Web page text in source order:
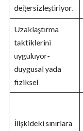
değersizleştiriyor.
Uzaklaştırma
taktiklerini
uyguluyor-
duygusal yada
fiziksel
İlişkideki sınırlara